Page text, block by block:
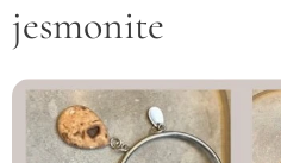
jesmonite